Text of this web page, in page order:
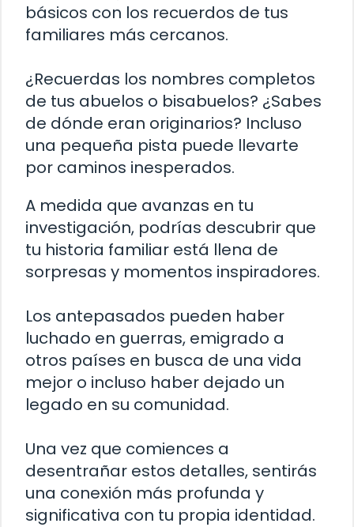
básicos con los recuerdos de tus
familiares más cercanos.
¿Recuerdas los nombres completos
de tus abuelos o bisabuelos? ¿Sabes
de dónde eran originarios? Incluso
una pequeña pista puede llevarte
por caminos inesperados.
A medida que avanzas en tu
investigación, podrías descubrir que
tu historia familiar está llena de
sorpresas y momentos inspiradores.
Los antepasados pueden haber
luchado en guerras, emigrado a
otros países en busca de una vida
mejor o incluso haber dejado un
legado en su comunidad.
Una vez que comiences a
desentrañar estos detalles, sentirás
una conexión más profunda y
significativa con tu propia identidad.